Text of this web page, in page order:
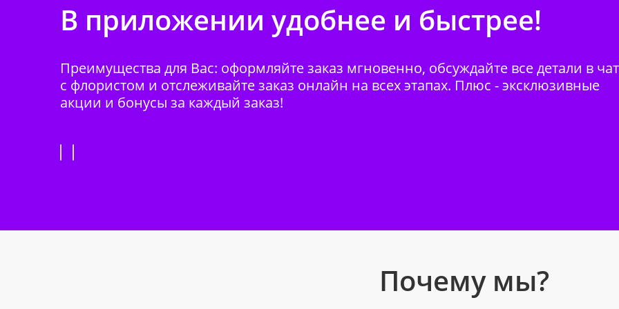
В приложении удобнее и быстрее!
Преимущества для Вас: оформляйте заказ мгновенно, обсуждайте все детали в
с флористом и отслеживайте заказ онлайн на всех этапах. Плюс - эксклюзивные
акции и бонусы за каждый заказ!
Почему мы?